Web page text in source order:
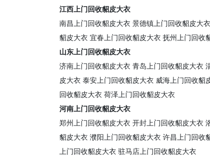
江西上门回收貂皮大衣
南昌上门回收貂皮大衣 景德镇上门回收貂皮大衣
貂皮大衣 宜春上门回收貂皮大衣 抚州上门回收
山东上门回收貂皮大衣
济南上门回收貂皮大衣 青岛上门回收貂皮大衣
皮大衣 泰安上门回收貂皮大衣 威海上门回收貂
回收貂皮大衣 荷泽上门回收貂皮大衣
河南上门回收貂皮大衣
郑州上门回收貂皮大衣 开封上门回收貂皮大衣
貂皮大衣 濮阳上门回收貂皮大衣 许昌上门回收
上门回收貂皮大衣 驻马店上门回收貂皮大衣